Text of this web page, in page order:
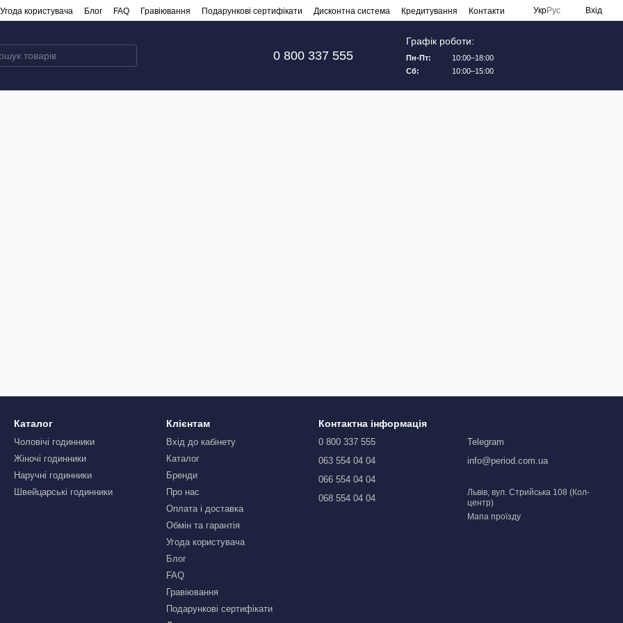
Угода користувача Блог FAQ Гравіювання Подарункові сертифікати Дисконтна система Кредитування Контакти УкрРус Вхід
0 800 337 555
Графік роботи:
Пн-Пт:
10:00–18:00
Сб:
10:00–15:00
Каталог
Чоловічі годинники
Жіночі годинники
Наручні годинники
Швейцарські годинники
Клієнтам
Вхід до кабінету
Каталог
Бренди
Про нас
Оплата і доставка
Обмін та гарантія
Угода користувача
Блог
FAQ
Гравіювання
Подарункові сертифікати
Контактна інформація
0 800 337 555
063 554 04 04
066 554 04 04
068 554 04 04
Telegram
info@period.com.ua
Львів, вул. Стрийська 108 (Кол-
центр)
Мапа проїзду